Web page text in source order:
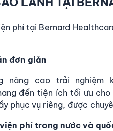
phí tại Bernard
đơn giản
nâng cao trải nghiệm
đến tiện ích tối ưu
phục vụ riêng, được
phí trong nước và